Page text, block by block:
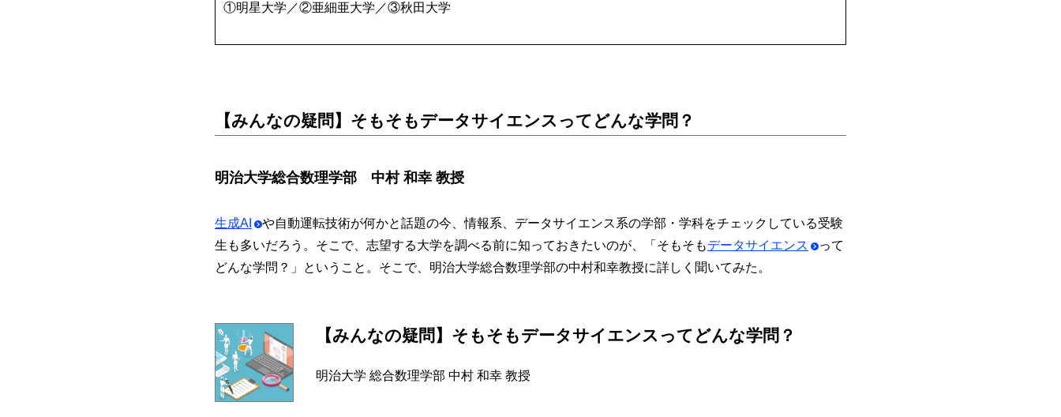
①明星大学 ／②亜細亜大学 ／③秋田大学
【みんなの疑問】そもそもデータサイエンスってどんな学問？
明治大学総合数理学部 中村 和幸 教授
生成AI
や自動運転技術が何かと話題の今、情報系、データサイエンス系の学部・学科をチェックしている受験
生も多いだろう。そこで、志望する大学を調べる前に知っておきたいのが、「そもそもデータサイエンス
って
どんな学問？」ということ。そこで、明治大学総合数理学部の中村和幸教授に詳しく聞いてみた。
【みんなの疑問】そもそもデータサイエンスってどんな学問？
明治大学 総合数理学部 中村 和幸 教授